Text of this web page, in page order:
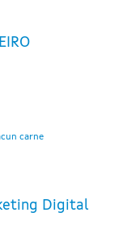
carne
Digital